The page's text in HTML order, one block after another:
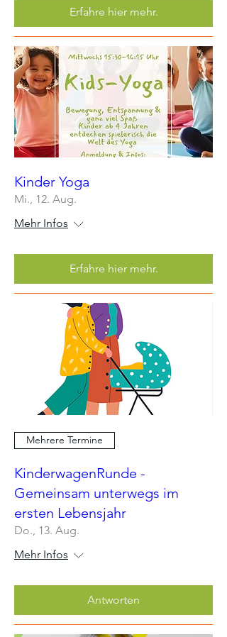
Erfahre hier mehr.
Kinder Yoga
Mi., 12. Aug.
Mehr Infos
Erfahre hier mehr.
Mehrere Termine
KinderwagenRunde -
Gemeinsam unterwegs im
ersten Lebensjahr
Do., 13. Aug.
Mehr Infos
Antworten